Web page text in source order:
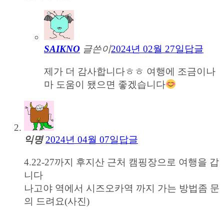
SAIKNO 글쓴이2024년 02월 27일 답글
제가 더 감사합니다ㅎㅎ 여행에 조금이나
마 도움이 됐으면 좋겠습니다
익명 2024년 04월 07일 답글
4.22-27까지 후지산 근처 캠핑장으로 여행을 갑
니다
나고야 역에서 시즈오카역 까지 가는 방법좀 문
의 드려요(사진)